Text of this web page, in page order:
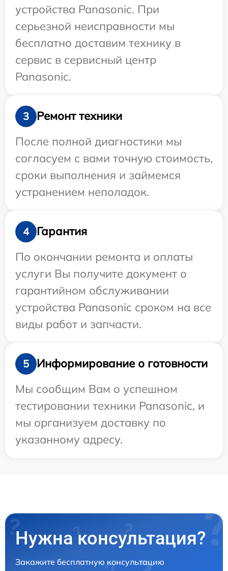
устройства Panasonic. При
серьезной неисправности мы
бесплатно доставим технику в
сервис в сервисный центр
Panasonic.
3
Ремонт техники
После полной диагностики мы
согласуем с вами точную стоимость,
сроки выполнения и займемся
устранением неполадок.
4
Гарантия
По окончании ремонта и оплаты
услуги Вы получите документ о
гарантийном обслуживании
устройства Panasonic сроком на все
виды работ и запчасти.
5
Информирование о готовности
Мы сообщим Вам о успешном
тестировании техники Panasonic, и
мы организуем доставку по
указанному адресу.
Нужна консультация?
Закажите бесплатную консультацию